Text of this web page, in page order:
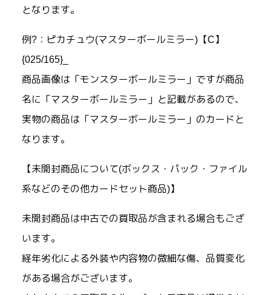
となります。
例?：ピカチュウ(マスターボールミラー)【C】
{025/165}_
商品画像は「モンスターボールミラー」ですが商品
名に「マスターボールミラー」と記載があるので、
実物の商品は「マスターボールミラー」のカードと
なります。
【未開封商品について(ボックス・パック・ファイル
系などのその他カードセット商品)】
未開封商品は中古での買取品が含まれる場合もござ
います。
経年劣化による外装や内容物の微細な傷、品質変化
がある場合がございます。